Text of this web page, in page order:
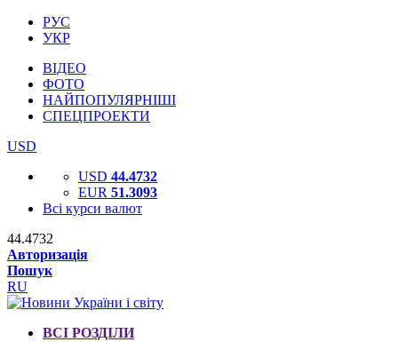
РУС
УКР
ВІДЕО
ФОТО
НАЙПОПУЛЯРНІШІ
СПЕЦПРОЕКТИ
USD
USD 44.4732
EUR 51.3093
Всі курси валют
44.4732
Авторизація
Пошук
RU
ВСІ РОЗДІЛИ